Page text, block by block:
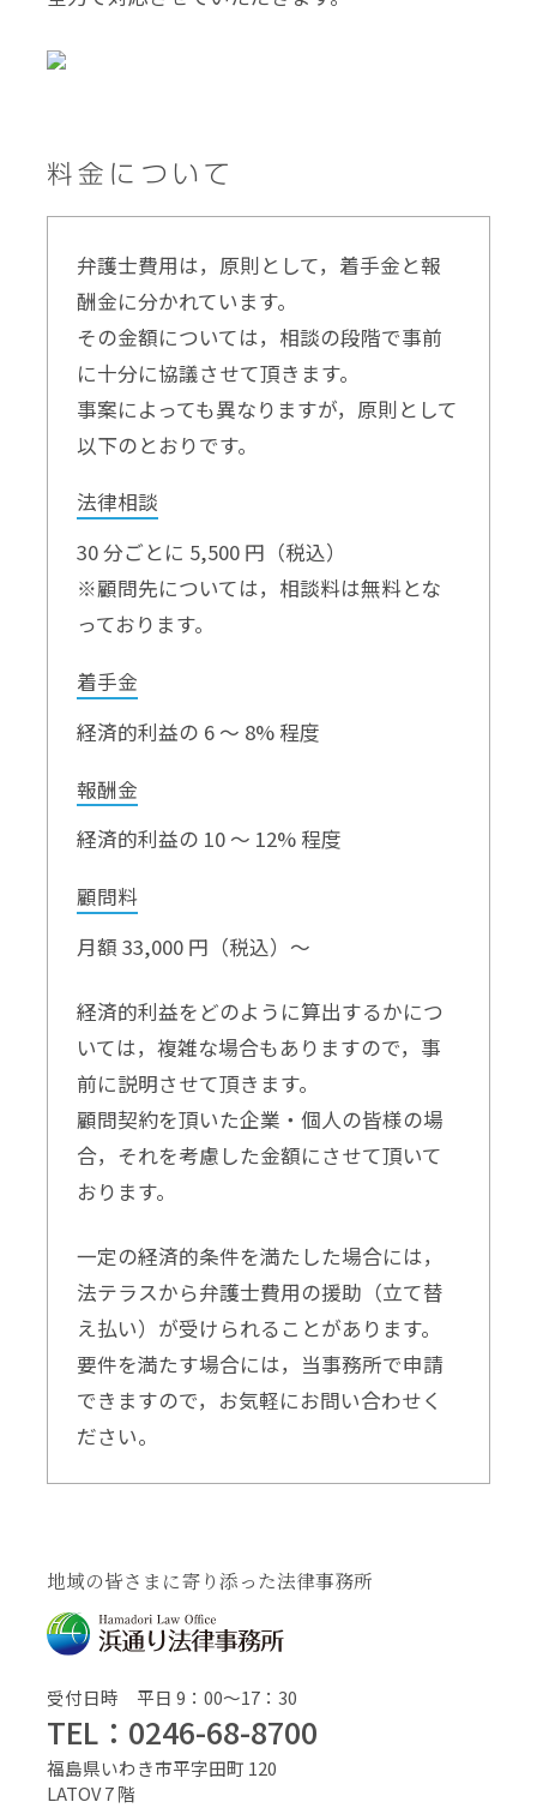
料金について
弁護士費用は，原則として，着手金と報
酬金に分かれています。
その金額については，相談の段階で事前
に十分に協議させて頂きます。
事案によっても異なりますが，原則として
以下のとおりです。
法律相談
30 分ごとに 5,500 円（税込）
※顧問先については，相談料は無料とな
っております。
着手金
経済的利益の 6 ～ 8% 程度
報酬金
経済的利益の 10 ～ 12% 程度
顧問料
月額 33,000 円（税込）〜
経済的利益をどのように算出するかにつ
いては，複雑な場合もありますので，事
前に説明させて頂きます。
顧問契約を頂いた企業・個人の皆様の場
合，それを考慮した金額にさせて頂いて
おります。
一定の経済的条件を満たした場合には，
法テラスから弁護士費用の援助（立て替
え払い）が受けられることがあります。
要件を満たす場合には，当事務所で申請
できますので，お気軽にお問い合わせく
ださい。
地域の皆さまに寄り添った法律事務所
受付日時 平日 9：00〜17：30
TEL：0246-68-8700
福島県いわき市平字田町 120
LATOV 7 階